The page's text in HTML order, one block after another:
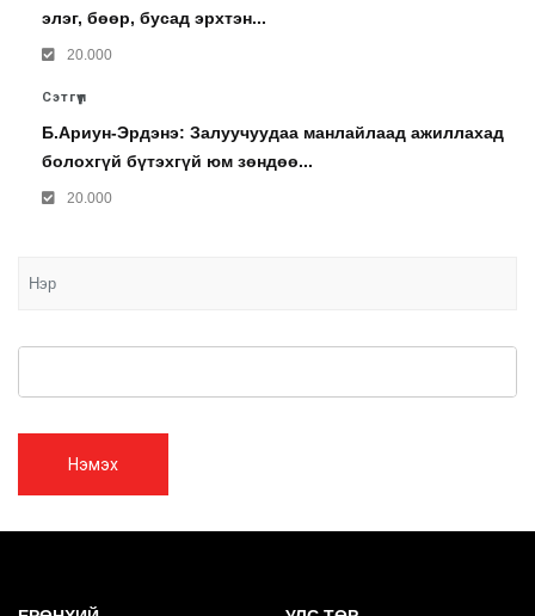
элэг, бөөр, бусад эрхтэн...
20.000
Сэтгүүл
Б.Ариун-Эрдэнэ: Залуучуудаа манлайлаад ажиллахад
болохгүй бүтэхгүй юм зөндөө...
20.000
Нэмэх